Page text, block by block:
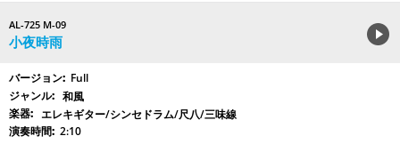
AL-725 M-09
小夜時雨
Full
和風
エレキギター/シンセドラム/尺八/三味線
2:10